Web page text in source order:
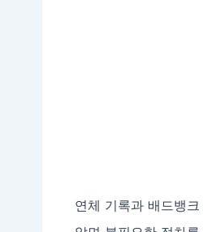
연체 기록과 배드뱅